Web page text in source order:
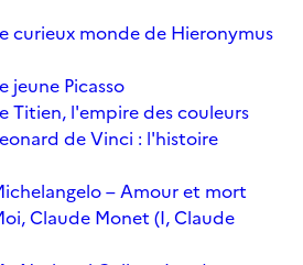
curieux monde de Hieronymus
jeune Picasso
Titien, l'empire des couleurs
de Vinci : l'histoire
– Amour et mort
Claude Monet (I, Claude